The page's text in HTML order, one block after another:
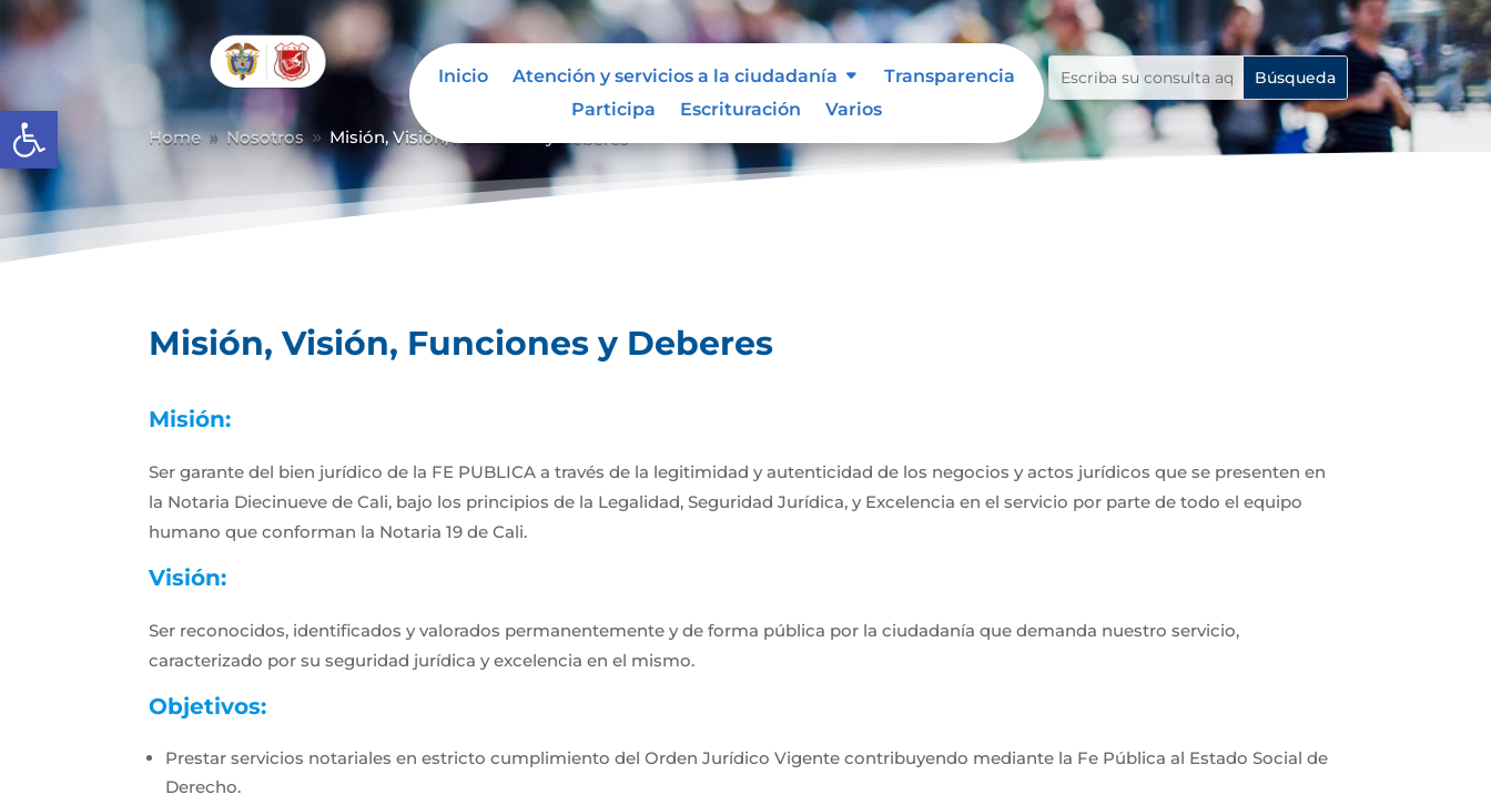
Abrir barra de herramientas
Inicio Atención y servicios a la ciudadanía
Transparencia
Participa
Escrituración
Varios
Home 9 Nosotros 9 Misión, Visión, Funciones y Deberes
Misión, Visión, Funciones y Deberes
Misión:
Ser garante del bien jurídico de la FE PUBLICA a través de la legitimidad y autenticidad de los negocios y actos jurídicos que se presenten en
la Notaria Diecinueve de Cali, bajo los principios de la Legalidad, Seguridad Jurídica, y Excelencia en el servicio por parte de todo el equipo
humano que conforman la Notaria 19 de Cali.
Visión:
Ser reconocidos, identificados y valorados permanentemente y de forma pública por la ciudadanía que demanda nuestro servicio,
caracterizado por su seguridad jurídica y excelencia en el mismo.
Objetivos:
Prestar servicios notariales en estricto cumplimiento del Orden Jurídico Vigente contribuyendo mediante la Fe Pública al Estado Social de
Derecho.